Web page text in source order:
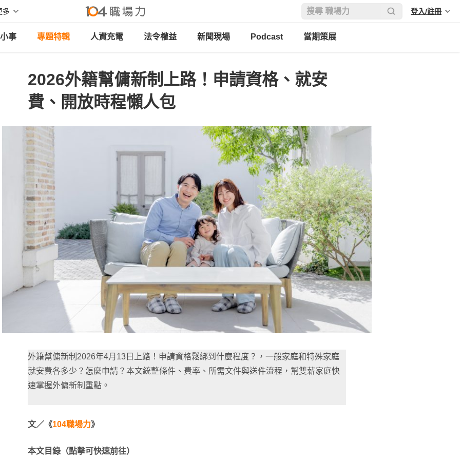
多 登入/註冊
事 專題特輯 人資充電 法令權益 新聞現場 Podcast 當期策展
2026外籍幫傭新制上路！申請資格、就安
費、開放時程懶人包
外籍幫傭新制2026年4月13日上路！申請資格鬆綁到什麼程度？，一般家庭和特殊家庭
就安費各多少？怎麼申請？本文統整條件、費率、所需文件與送件流程，幫雙薪家庭快
速掌握外傭新制重點。
文／《104職場力》
本文目錄（點擊可快速前往）